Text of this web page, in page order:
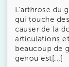
L’arthrose du
qui touche
causer de la
articulations
beaucoup de
genou est[...]
Prenez
Prenez
IK PARIS